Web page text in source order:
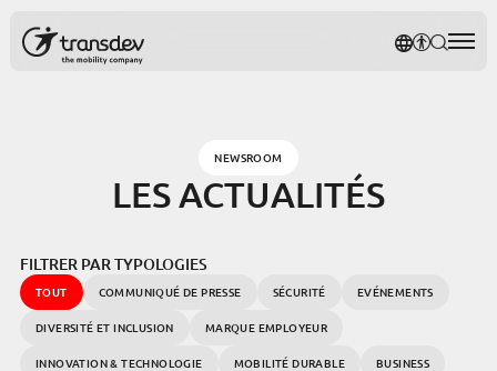
NOTRE
NEWSROOM
LES ACTUALITÉS
FILTRER PAR TYPOLOGIES
TOUT COMMUNIQUÉ DE PRESSE SÉCURITÉ EVÉNEMENTS
DIVERSITÉ ET INCLUSION MARQUE EMPLOYEUR
INNOVATION & TECHNOLOGIE MOBILITÉ DURABLE BUSINESS